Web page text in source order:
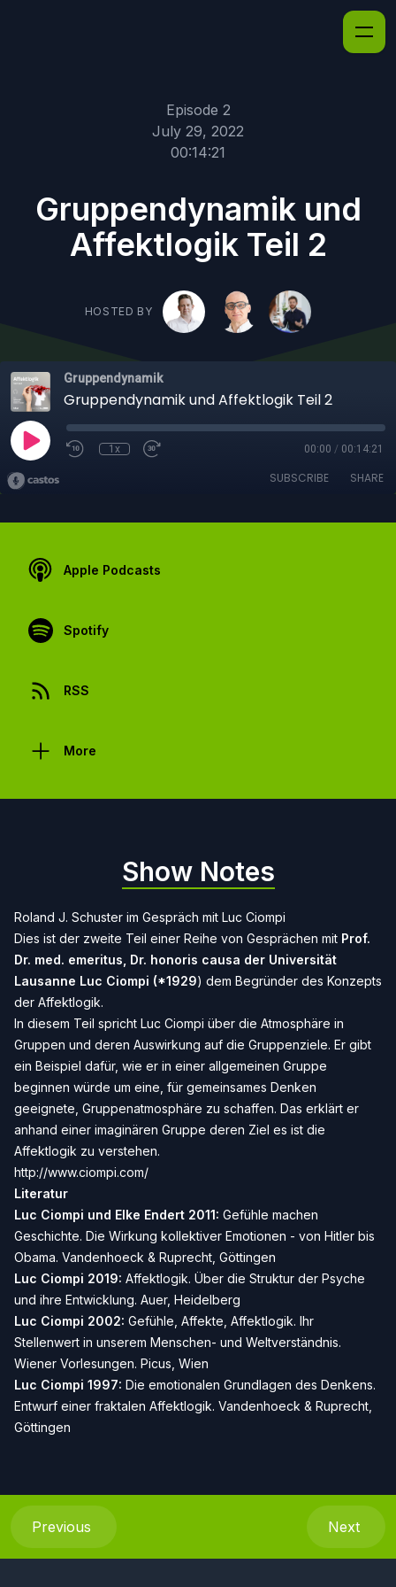
Episode 2
July 29, 2022
00:14:21
Gruppendynamik und
Affektlogik Teil 2
HOSTED BY
Gruppendynamik
Gruppendynamik und Affektlogik Teil 2
1x 00:00 / 00:14:21
SUBSCRIBE SHARE
Apple Podcasts
Spotify
RSS
More
Show Notes
Roland J. Schuster im Gespräch mit Luc Ciompi
Dies ist der zweite Teil einer Reihe von Gesprächen mit Prof.
Dr. med. emeritus, Dr. honoris causa der Universität
Lausanne Luc Ciompi (*1929) dem Begründer des Konzepts
der Affektlogik.
In diesem Teil spricht Luc Ciompi über die Atmosphäre in
Gruppen und deren Auswirkung auf die Gruppenziele. Er gibt
ein Beispiel dafür, wie er in einer allgemeinen Gruppe
beginnen würde um eine, für gemeinsames Denken
geeignete, Gruppenatmosphäre zu schaffen. Das erklärt er
anhand einer imaginären Gruppe deren Ziel es ist die
Affektlogik zu verstehen.
http://www.ciompi.com/
Literatur
Luc Ciompi und Elke Endert 2011: Gefühle machen
Geschichte. Die Wirkung kollektiver Emotionen - von Hitler bis
Obama. Vandenhoeck & Ruprecht, Göttingen
Luc Ciompi 2019: Affektlogik. Über die Struktur der Psyche
und ihre Entwicklung. Auer, Heidelberg
Luc Ciompi 2002: Gefühle, Affekte, Affektlogik. Ihr
Stellenwert in unserem Menschen- und Weltverständnis.
Wiener Vorlesungen. Picus, Wien
Luc Ciompi 1997: Die emotionalen Grundlagen des Denkens.
Entwurf einer fraktalen Affektlogik. Vandenhoeck & Ruprecht,
Göttingen
Previous Next